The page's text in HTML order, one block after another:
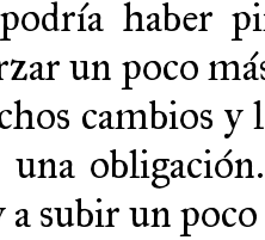
haber
un poco
cambios y
subir un poco